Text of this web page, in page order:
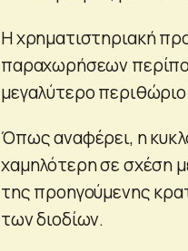
Η χρηματιστηριακή
παραχωρήσεων
μεγαλύτερο
Όπως αναφέρει, η
χαμηλότερη σε σχέση
της προηγούμενης
των διοδίων.